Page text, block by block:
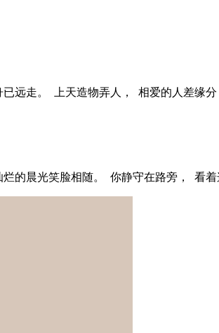
远走。 上天造物弄人， 相爱的人差
的晨光笑脸相随。 你静守在路旁， 看